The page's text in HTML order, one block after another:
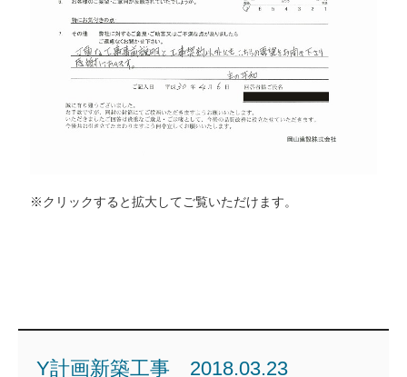
※クリックすると拡大してご覧いただけます。
Y計画新築工事 2018.03.23